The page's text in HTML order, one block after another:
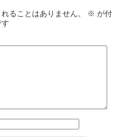
ることはありません。 ※ が付